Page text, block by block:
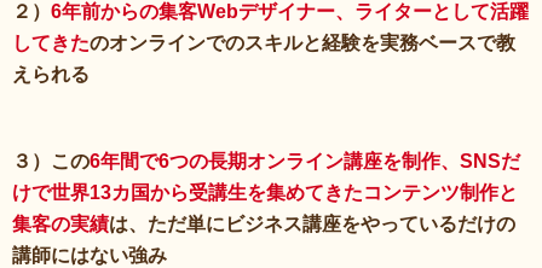
２） 6年前からの集客Webデザイナー、ライターとして活躍
してきたのオンラインでのスキルと経験を実務ベースで教
えられる
３）この6年間で6つの長期オンライン講座を制作、SNSだ
けで世界13カ国から受講生を集めてきたコンテンツ制作と
集客の実績は、ただ単にビジネス講座をやっているだけの
講師にはない強み